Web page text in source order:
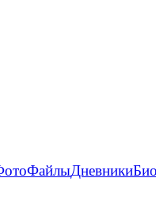
ФайлыДневники